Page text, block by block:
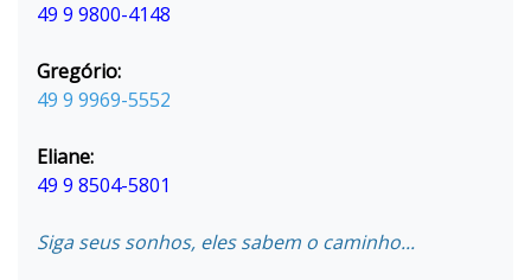
49 9 9800-4148
Gregório:
49 9 9969-5552
Eliane:
49 9 8504-5801
Siga seus sonhos, eles sabem o caminho...